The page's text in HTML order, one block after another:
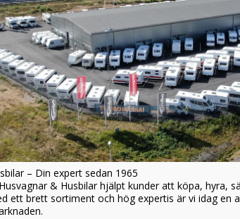
– Din expert sedan 1965
& Husbilar hjälpt kunder att köpa, hyra,
ett brett sortiment och hög expertis är vi idag en